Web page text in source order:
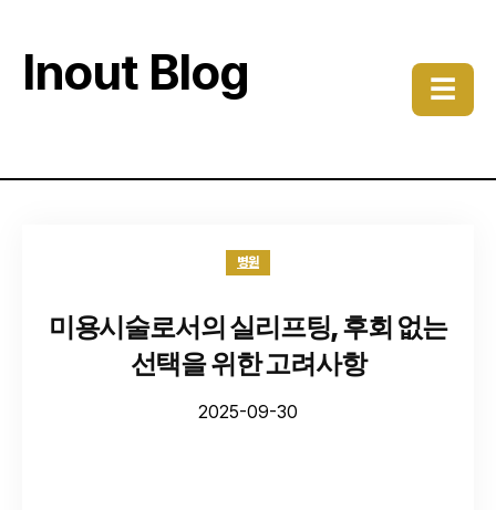
Inout Blog ☰
병원
미용시술로서의 실리프팅, 후회 없는
선택을 위한 고려사항
2025-09-30